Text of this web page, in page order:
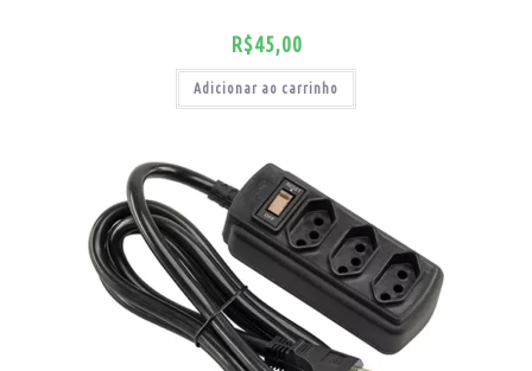
R$45,00
Adicionar ao carrinho